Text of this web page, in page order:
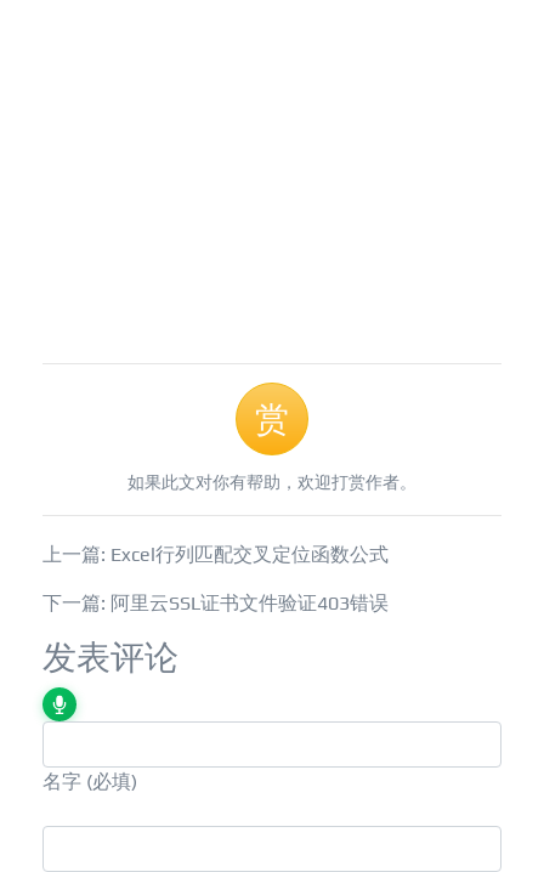
赏
如果此文对你有帮助，欢迎打赏作者。
上一篇: Excel行列匹配交叉定位函数公式
下一篇: 阿里云SSL证书文件验证403错误
发表评论
名字 (必填)